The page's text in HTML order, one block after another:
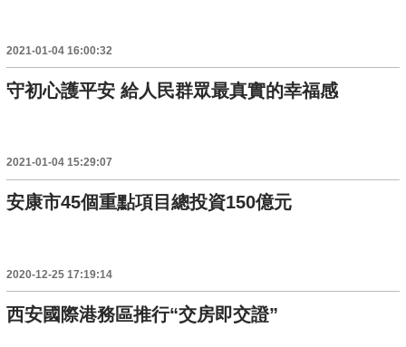
2021-01-04 16:00:32
守初心護平安 給人民群眾最真實的幸福感
2021-01-04 15:29:07
安康市45個重點項目總投資150億元
2020-12-25 17:19:14
西安國際港務區推行“交房即交證”